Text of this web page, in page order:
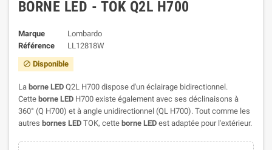
BORNE LED - TOK Q2L H700
Marque
Lombardo
Référence
LL12818W
 Disponible
La borne LED Q2L H700 dispose d'un éclairage bidirectionnel.
Cette borne LED H700 existe également avec ses déclinaisons à
360° (Q H700) et à angle unidirectionnel (QL H700). Tout comme les
autres bornes LED TOK, cette borne LED est adaptée pour l'extérieur.